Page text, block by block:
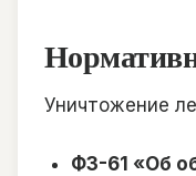
Уничтожение
ФЗ-61 «Об